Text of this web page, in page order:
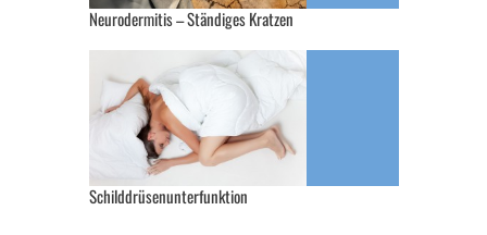
Neurodermitis – Ständiges Kratzen
Schilddrüsenunterfunktion